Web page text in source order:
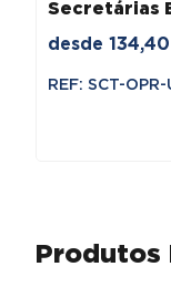
Secretárias
desde 134,40
REF: SCT-OPR-
Produtos